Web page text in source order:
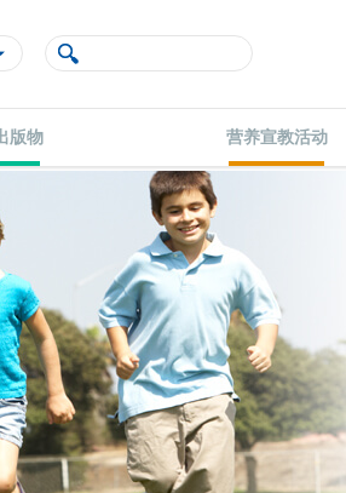
版物 营养宣教活动